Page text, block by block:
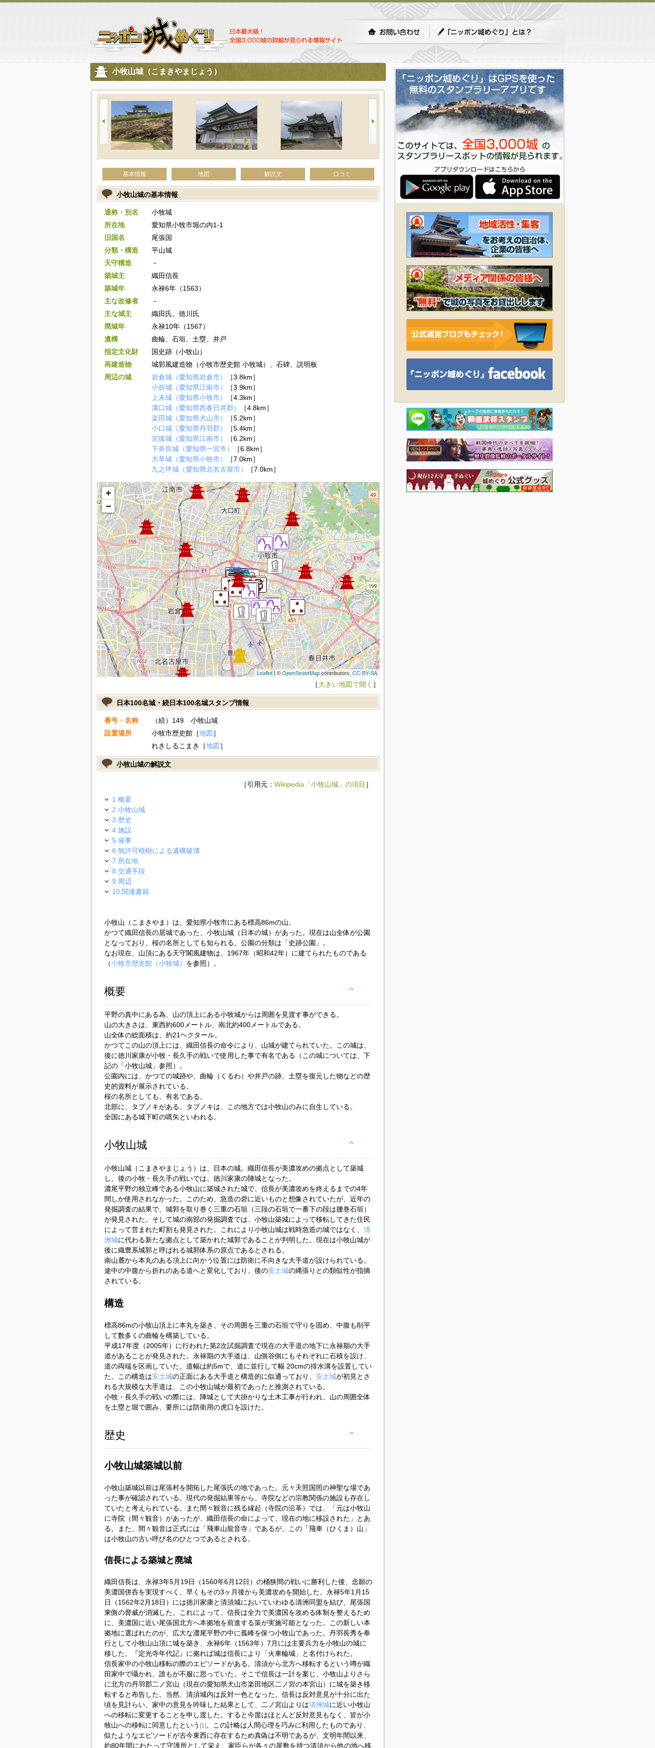
小牧山城（こまきやまじょう）
基本情報 地図 解説文 口コミ
小牧山城の基本情報
通称・別名
小牧城
所在地
愛知県小牧市堀の内1-1
旧国名
尾張国
分類・構造
平山城
天守構造
－
築城主
織田信長
築城年
永禄6年（1563）
主な改修者
－
主な城主
織田氏、徳川氏
廃城年
永禄10年（1567）
遺構
曲輪、石垣、土塁、井戸
指定文化財
国史跡（小牧山）
再建造物
城郭風建造物（小牧市歴史館 小牧城）、石碑、説明板
周辺の城
岩倉城（愛知県岩倉市）
［3.8km］
小折城（愛知県江南市）
［3.9km］
上末城（愛知県小牧市）
［4.3km］
溝口城（愛知県西春日井郡）
［4.8km］
楽田城（愛知県犬山市）
［5.2km］
小口城（愛知県丹羽郡）
［5.4km］
宮後城（愛知県江南市）
［6.2km］
下奈良城（愛知県一宮市）
［6.8km］
大草城（愛知県小牧市）
［7.0km］
九之坪城（愛知県北名古屋市）
［7.0km］
+
−
Leaflet| ©OpenStreetMapcontributors, CC-BY-SA
［大きい地図で開く ］
日本100名城・続日本100名城スタンプ情報
番号・名称
（続）149 小牧山城
設置場所
小牧市歴史館［地図 ］
れきしるこまき［地図 ］
小牧山城の解説文
［引用元： Wikipedia「小牧山城」の項目 ］
1.概要
2.小牧山城
3.歴史
4.施設
5.催事
6.無許可植樹による遺構破壊
7.所在地
8.交通手段
9.周辺
10.関連書籍
小牧山（こまきやま）は、愛知県小牧市にある標高86mの山。
かつて織田信長の居城であった、小牧山城（日本の城）があった。現在は山全体が公園
となっており、桜の名所としても知られる。公園の分類は「史跡公園」。
なお現在、山頂にある天守閣風建物は、1967年（昭和42年）に建てられたものである
（小牧市歴史館（小牧城） を参照）。
概要
平野の真中にある為、山の頂上にある小牧城からは周囲を見渡す事ができる。
山の大きさは、東西約600メートル、南北約400メートルである。
山全体の総面積は、約21ヘクタール。
かつてこの山の頂上には、織田信長の命令により、山城が建てられていた。この城は、
後に徳川家康が小牧・長久手の戦いで使用した事で有名である（この城については、下
記の「小牧山城」参照）。
公園内には、かつての城跡や、曲輪（くるわ）や井戸の跡、土塁を復元した物などの歴
史的資料が展示されている。
桜の名所としても、有名である。
北部に、タブノキがある。タブノキは、この地方では小牧山のみに自生している。
全国にある城下町の嚆矢といわれる。
小牧山城
小牧山城（こまきやまじょう）は、日本の城。織田信長が美濃攻めの拠点として築城
し、後の小牧・長久手の戦いでは、徳川家康の陣城となった。
濃尾平野の独立峰である小牧山に築城された城で、信長が美濃攻めを終えるまでの4年
間しか使用されなかった。このため、急造の砦に近いものと想像されていたが、近年の
発掘調査の結果で、城郭を取り巻く三重の石垣（三段の石垣で一番下の段は腰巻石垣）
が発見された。そして城の南部の発掘調査では、小牧山築城によって移転してきた住民
によって営まれた町割も発見された。これにより小牧山城は戦時急造の城ではなく、 清
洲城に代わる新たな拠点として築かれた城郭であることが判明した。現在は小牧山城が
後に織豊系城郭と呼ばれる城郭体系の原点であるとされる。
南山麓から本丸のある頂上に向かう位置には防衛に不向きな大手道が設けられている。
途中の中腹から折れのある道へと変化しており、後の安土城の縄張りとの類似性が指摘
されている。
構造
標高86mの小牧山頂上に本丸を築き、その周囲を三重の石垣で守りを固め、中腹も削平
して数多くの曲輪を構築している。
平成17年度（2005年）に行われた第2次試掘調査で現在の大手道の地下に永禄期の大手
道があることが発見された。永禄期の大手道は、山側谷側にもそれぞれに石積を設け、
道の両端を区画していた。道幅は約5mで、道に並行して幅 20cmの排水溝を設置してい
た。この構造は安土城の正面にある大手道と構造的に似通っており、 安土城が初見とさ
れる大規模な大手道は、この小牧山城が最初であったと推測されている。
小牧・長久手の戦いの際には、陣城として大掛かりな土木工事が行われ、山の周囲全体
を土塁と堀で囲み、要所には防衛用の虎口を設けた。
歴史
小牧山城築城以前
小牧山築城以前は尾張村を開拓した尾張氏の地であった。元々天照国照の神聖な場であ
った事が確認されている。現代の発掘結果等から、寺院などの宗教関係の施設も存在し
ていたと考えられている。また間々観音に残る縁起（寺院の沿革）では、「元は小牧山
に寺院（間々観音）があったが、織田信長の命によって、現在の地に移設された」とあ
る。また、間々観音は正式には「飛車山龍音寺」であるが、この「飛車（ひくま）山」
は小牧山の古い呼び名のひとつであるとされる。
信長による築城と廃城
織田信長は、永禄3年5月19日（1560年6月12日）の桶狭間の戦いに勝利した後、念願の
美濃国併呑を実現すべく、早くもその3ヶ月後から美濃攻めを開始した。永禄5年1月15
日（1562年2月18日）には徳川家康と清須城においていわゆる清洲同盟を結び、尾張国
東側の脅威が消滅した。これによって、信長は全力で美濃国を攻める体制を整えるため
に、美濃国に近い尾張国北方へ本拠地を前進する策が実施可能となった。この新しい本
拠地に選ばれたのが、広大な濃尾平野の中に孤峰を保つ小牧山であった。丹羽長秀を奉
行として小牧山山頂に城を築き、永禄6年（1563年）7月には主要兵力を小牧山の城に
移した。『定光寺年代記』に拠れば城は信長により「火車輪城」と名付けられた。
信長家中の小牧山移転の際のエピソードがある。清須から北方へ移転するという噂が織
田家中で囁かれ、誰もが不服に思っていた。そこで信長は一計を案じ、小牧山よりさら
に北方の丹羽郡二ノ宮山（現在の愛知県犬山市楽田地区二ノ宮の本宮山）に城を築き移
転すると布告した。当然、清須城内は反対一色となった。信長は反対意見が十分に出た
頃を見計らい、家中の意見を吟味した結果として、二ノ宮山よりは清洲城に近い小牧山
への移転に変更することを申し渡した。すると今度はほとんど反対意見もなく、皆が小
牧山への移転に同意したという [1]。この計略は人間心理を巧みに利用したものであり、
似たようなエピソードが古今東西に存在するため真偽は不明であるが、文明年間以来、
約80年間にわたって守護所として栄え、家臣らが各々の屋敷を持つ清須から他の地へ移